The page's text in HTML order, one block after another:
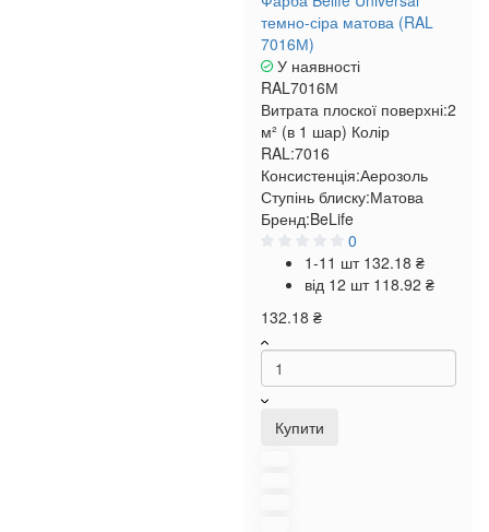
темно-сіра матова (RAL
7016М)
У наявності
RAL7016М
Витрата плоскої поверхні:2
м² (в 1 шар) Колір
RAL:7016
Консистенція:Аерозоль
Ступінь блиску:Матова
Бренд:BeLife
0
1-11 шт 132.18 ₴
від 12 шт 118.92 ₴
132.18 ₴
Купити